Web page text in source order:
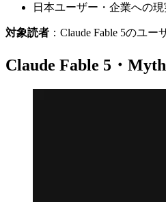
日本ユーザー・企業への
対象読者 ：Claude Fable 5のユ
Claude Fable 5・